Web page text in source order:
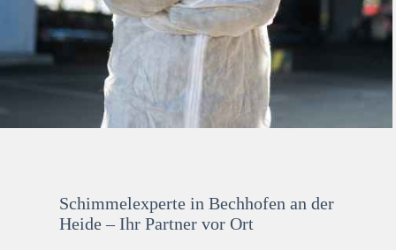
Schimmelexperte in Bechhofen an der
Heide – Ihr Partner vor Ort